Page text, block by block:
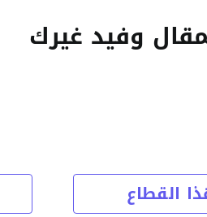
وفيد غيرك
القطاع